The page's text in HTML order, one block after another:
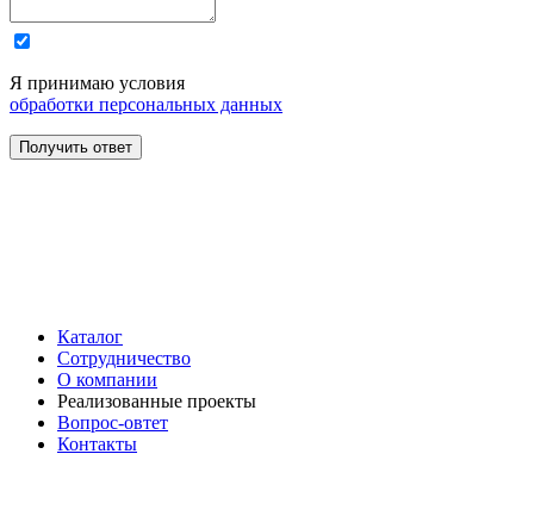
Я принимаю условия
обработки персональных данных
Получить ответ
Каталог
Сотрудничество
О компании
Реализованные проекты
Вопрос-овтет
Контакты